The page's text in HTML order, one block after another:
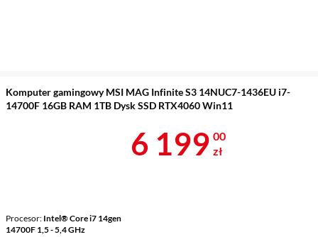
Komputer gamingowy MSI MAG Infinite S3 14NUC7-1436EU i7-
14700F 16GB RAM 1TB Dysk SSD RTX4060 Win11
Procesor Intel® Core i7 14gen
14700F 1,5 - 5,4 GHz
Cena 6 199 zł
6 199 00
zł